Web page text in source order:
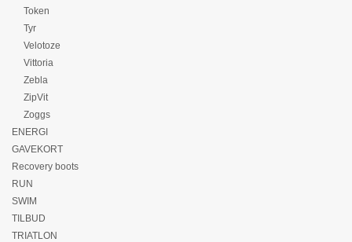
Token
Tyr
Velotoze
Vittoria
Zebla
ZipVit
Zoggs
ENERGI
GAVEKORT
Recovery boots
RUN
SWIM
TILBUD
TRIATLON